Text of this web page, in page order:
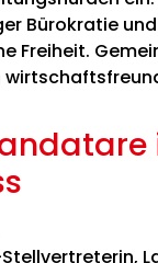
Bürokratie
Freiheit.